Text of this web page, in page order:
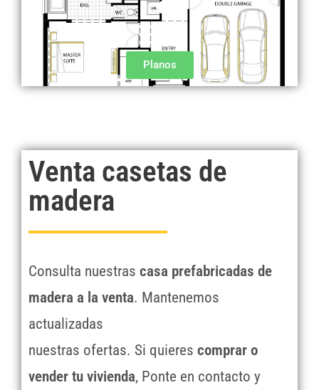
Planos
Venta casetas de
madera
Consulta nuestras casa prefabricadas de
madera a la venta. Mantenemos
actualizadas
nuestras ofertas. Si quieres comprar o
vender tu vivienda, Ponte en contacto y